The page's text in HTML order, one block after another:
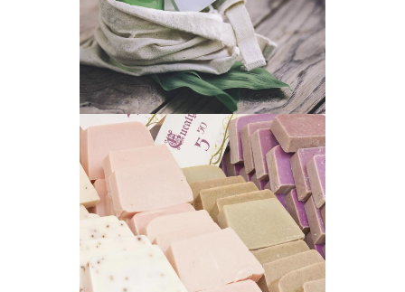
MODERN PACKAGE
NATURAL SOAPS